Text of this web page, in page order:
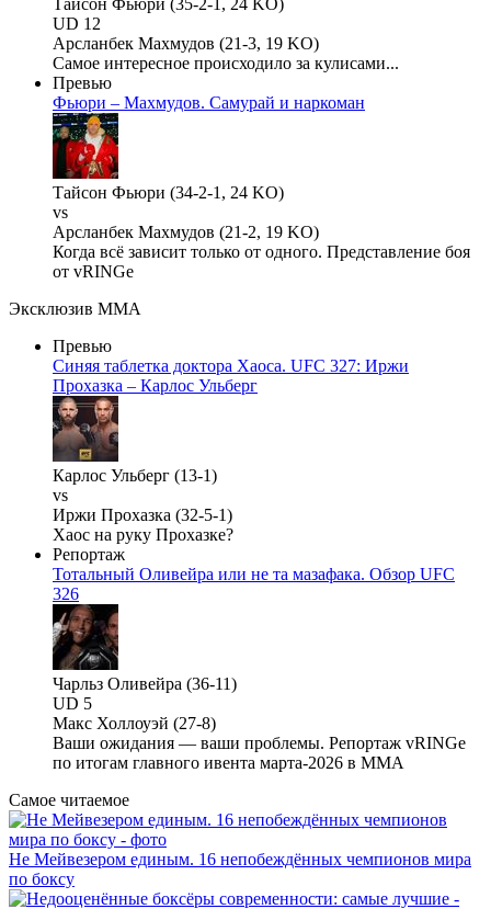
UD 12
Арсланбек Махмудов (21-3, 19 KO)
Самое интересное происходило за кулисами...
Превью
Фьюри – Махмудов. Самурай и наркоман
Тайсон Фьюри (34-2-1, 24 KO)
vs
Арсланбек Махмудов (21-2, 19 KO)
Когда всё зависит только от одного. Представление боя
от vRINGe
Эксклюзив ММА
Превью
Синяя таблетка доктора Хаоса. UFC 327: Иржи
Прохазка – Карлос Ульберг
Карлос Ульберг (13-1)
vs
Иржи Прохазка (32-5-1)
Хаос на руку Прохазке?
Репортаж
Тотальный Оливейра или не та мазафака. Обзор UFC
326
Чарльз Оливейра (36-11)
UD 5
Макс Холлоуэй (27-8)
Ваши ожидания — ваши проблемы. Репортаж vRINGe
по итогам главного ивента марта-2026 в ММА
Самое читаемое
Не Мейвезером единым. 16 непобеждённых чемпионов мира
по боксу